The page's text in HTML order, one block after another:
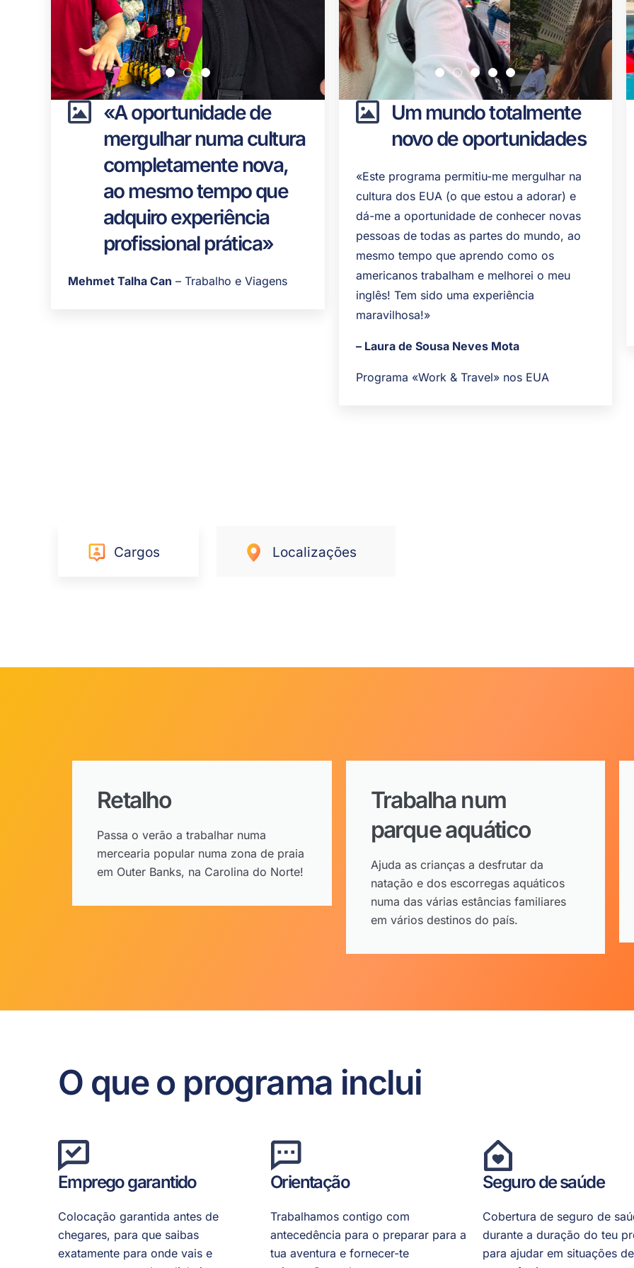
«A oportunidade de
mergulhar numa cultura
completamente nova,
ao mesmo tempo que
adquiro experiência
profissional prática»
Mehmet Talha Can – Trabalho e Viagens
Um mundo totalmente
novo de oportunidades
«Este programa permitiu-me mergulhar na
cultura dos EUA (o que estou a adorar) e
dá-me a oportunidade de conhecer novas
pessoas de todas as partes do mundo, ao
mesmo tempo que aprendo como os
americanos trabalham e melhorei o meu
inglês! Tem sido uma experiência
maravilhosa!»
– Laura de Sousa Neves Mota
Programa «Work & Travel» nos EUA
Cargos Localizações
Retalho
Passa o verão a trabalhar numa
mercearia popular numa zona de praia
em Outer Banks, na Carolina do Norte!
Trabalha num
parque aquático
Ajuda as crianças a desfrutar da
natação e dos escorregas aquáticos
numa das várias estâncias familiares
em vários destinos do país.
O que o programa inclui
Emprego garantido
Colocação garantida antes de
chegares, para que saibas
exatamente para onde vais e
Orientação
Trabalhamos contigo com
antecedência para o preparar para a
tua aventura e fornecer-te
Seguro de saúde
Cobertura de seguro de
durante a duração do teu
para ajudar em situações de